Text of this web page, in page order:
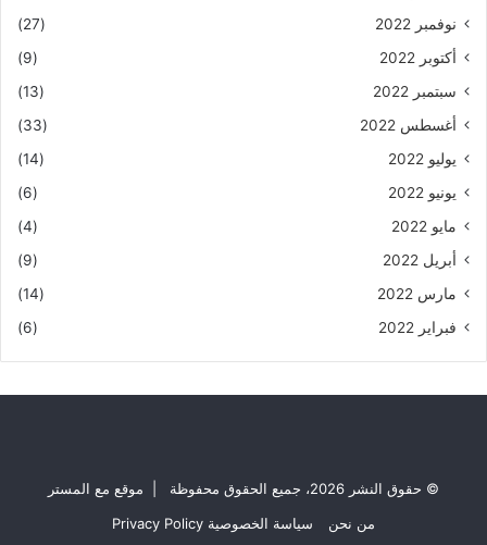
نوفمبر 2022
(27)
أكتوبر 2022
(9)
سبتمبر 2022
(13)
أغسطس 2022
(33)
يوليو 2022
(14)
يونيو 2022
(6)
مايو 2022
(4)
أبريل 2022
(9)
مارس 2022
(14)
فبراير 2022
(6)
© حقوق النشر 2026، جميع الحقوق محفوظة | موقع مع المستر
من نحن
سياسة الخصوصية Privacy Policy